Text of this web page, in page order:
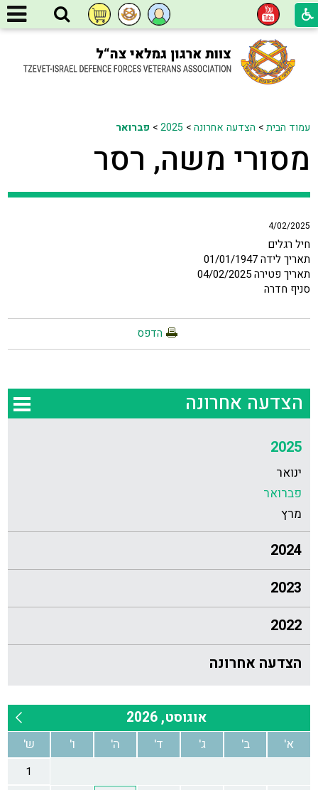
עמוד הבית> הצדעה אחרונה>
2025
> פברואר
מסורי משה, רסר
4/02/2025
חיל רגלים
תאריך לידה 01/01/1947
תאריך פטירה 04/02/2025
סניף חדרה
הדפס
הצדעה אחרונה
2025
ינואר
פברואר
מרץ
2024
2023
2022
הצדעה אחרונה